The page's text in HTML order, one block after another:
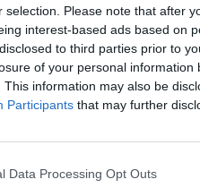
selection. Please note that after
interest-based ads based on
to third parties prior to
of your personal information
This information may also be
Participants that may further
Data Processing Opt Outs
Effectiviteit
Hoeveelheid
Helaas naar volle
waardoor het niks